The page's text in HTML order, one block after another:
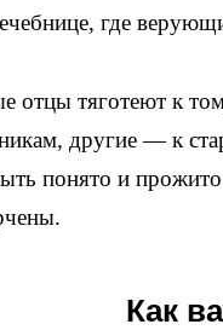
где
отцы тяготеют к
другие — к
понято и
Как